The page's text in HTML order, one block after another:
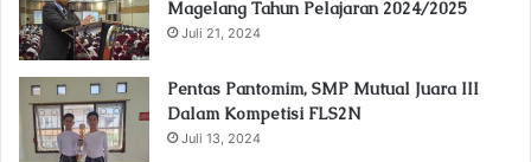
Magelang Tahun Pelajaran 2024/2025
Juli 21, 2024
Pentas Pantomim, SMP Mutual Juara III
Dalam Kompetisi FLS2N
Juli 13, 2024